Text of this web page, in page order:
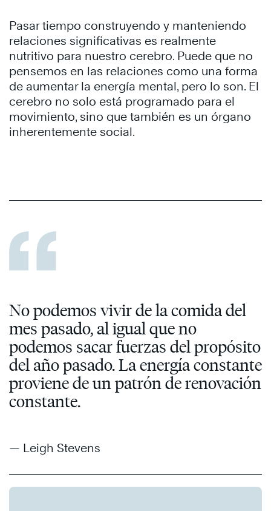
Pasar tiempo construyendo y manteniendo
relaciones significativas es realmente
nutritivo para nuestro cerebro. Puede que no
pensemos en las relaciones como una forma
de aumentar la energía mental, pero lo son. El
cerebro no solo está programado para el
movimiento, sino que también es un órgano
inherentemente social.
No podemos vivir de la comida del
mes pasado, al igual que no
podemos sacar fuerzas del propósito
del año pasado. La energía constante
proviene de un patrón de renovación
constante.
— Leigh Stevens